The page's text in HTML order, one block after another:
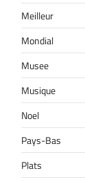
Meilleur
Mondial
Musee
Musique
Noel
Pays-Bas
Plats